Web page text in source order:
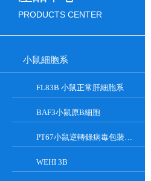
PRODUCTS CENTER
小鼠細胞系
FL83B 小鼠正常肝細胞系
BAF3小鼠原B細胞
PT67小鼠逆轉錄病毒包裝細胞
WEHI 3B